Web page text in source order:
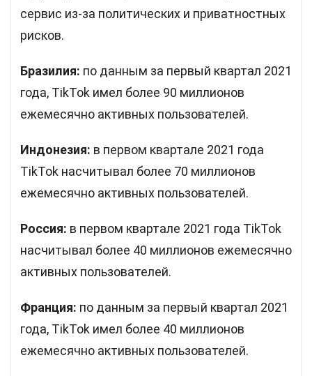
сервис из-за политических и приватностных
рисков.
Бразилия: по данным за первый квартал 2021
года, TikTok имел более 90 миллионов
ежемесячно активных пользователей.
Индонезия: в первом квартале 2021 года
TikTok насчитывал более 70 миллионов
ежемесячно активных пользователей.
Россия: в первом квартале 2021 года TikTok
насчитывал более 40 миллионов ежемесячно
активных пользователей.
Франция: по данным за первый квартал 2021
года, TikTok имел более 40 миллионов
ежемесячно активных пользователей.